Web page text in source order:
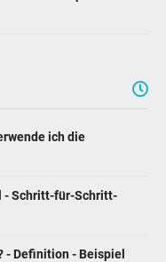
ich die
- Schritt-für-Schritt-
- Definition - Beispiel